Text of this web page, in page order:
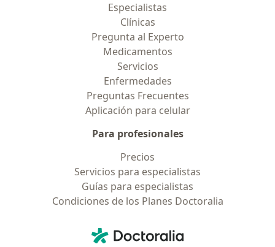
Especialistas
Clínicas
Pregunta al Experto
Medicamentos
Servicios
Enfermedades
Preguntas Frecuentes
Aplicación para celular
Para profesionales
Precios
Servicios para especialistas
Guías para especialistas
Condiciones de los Planes Doctoralia
Doctoralia - Página de inicio